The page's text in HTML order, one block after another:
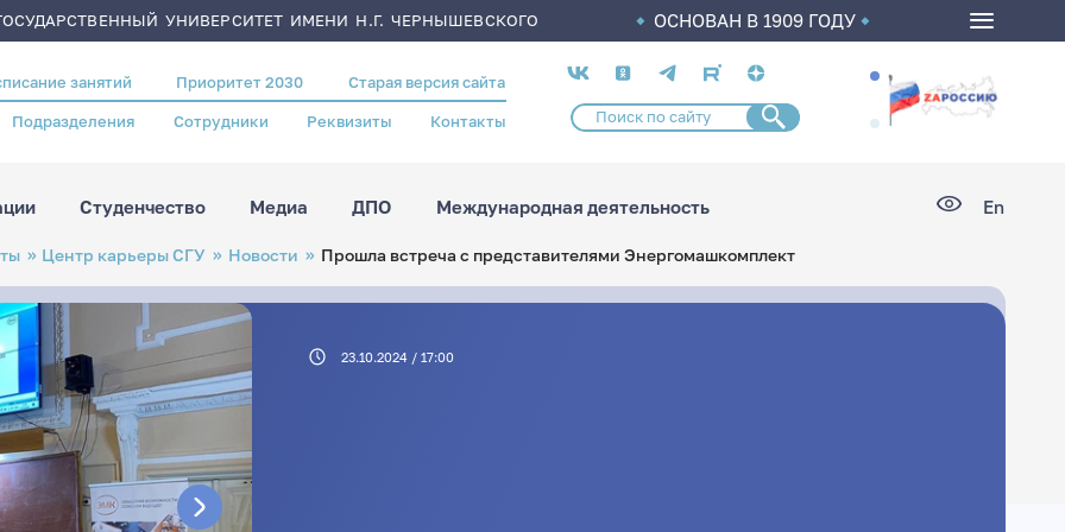
УНИВЕРСИТЕТ ИМЕНИ Н.Г. ЧЕРНЫШЕВСКОГО ОСНОВАН В 1909 ГОДУ
занятий Приоритет 2030 Старая версия сайта
Подразделения Сотрудники Реквизиты Контакты
Социальные
сети
Студенчество Медиа ДПО Международная деятельность En
Центр карьеры СГУ Новости Прошла встреча с представителями Энергомашкомплект
23.10.2024 / 17:00